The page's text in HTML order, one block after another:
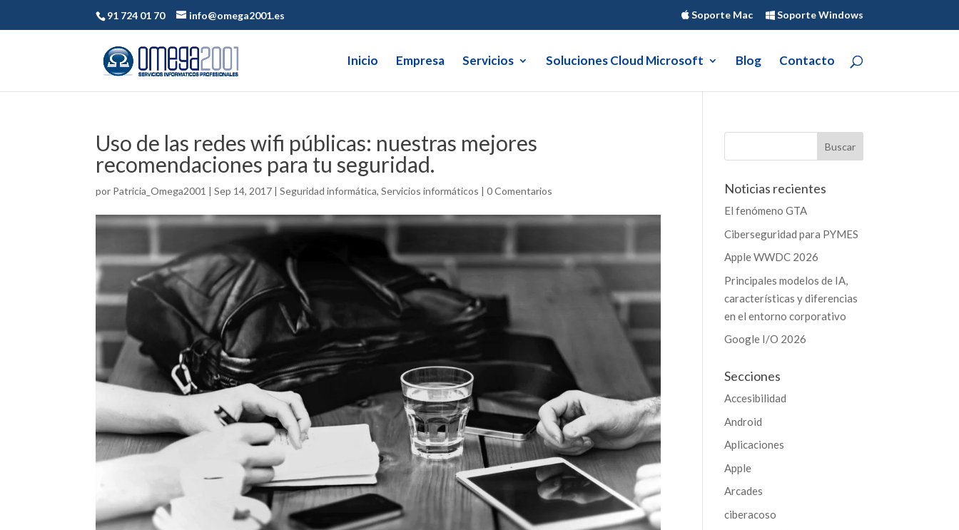
91 724 01 70 info@omega2001.es Soporte Mac Soporte Windows
Inicio Empresa Servicios Soluciones Cloud Microsoft Blog Contacto
Uso de las redes wifi públicas: nuestras mejores
recomendaciones para tu seguridad.
por Patricia_Omega2001 |Sep 14, 2017 |Seguridad informática,Servicios informáticos |0 Comentarios Noticias recientes
El fenómeno GTA
Ciberseguridad para PYMES
Apple WWDC 2026
Principales modelos de IA,
características y diferencias
en el entorno corporativo
Google I/O 2026
Secciones
Accesibilidad
Android
Aplicaciones
Apple
Arcades
ciberacoso